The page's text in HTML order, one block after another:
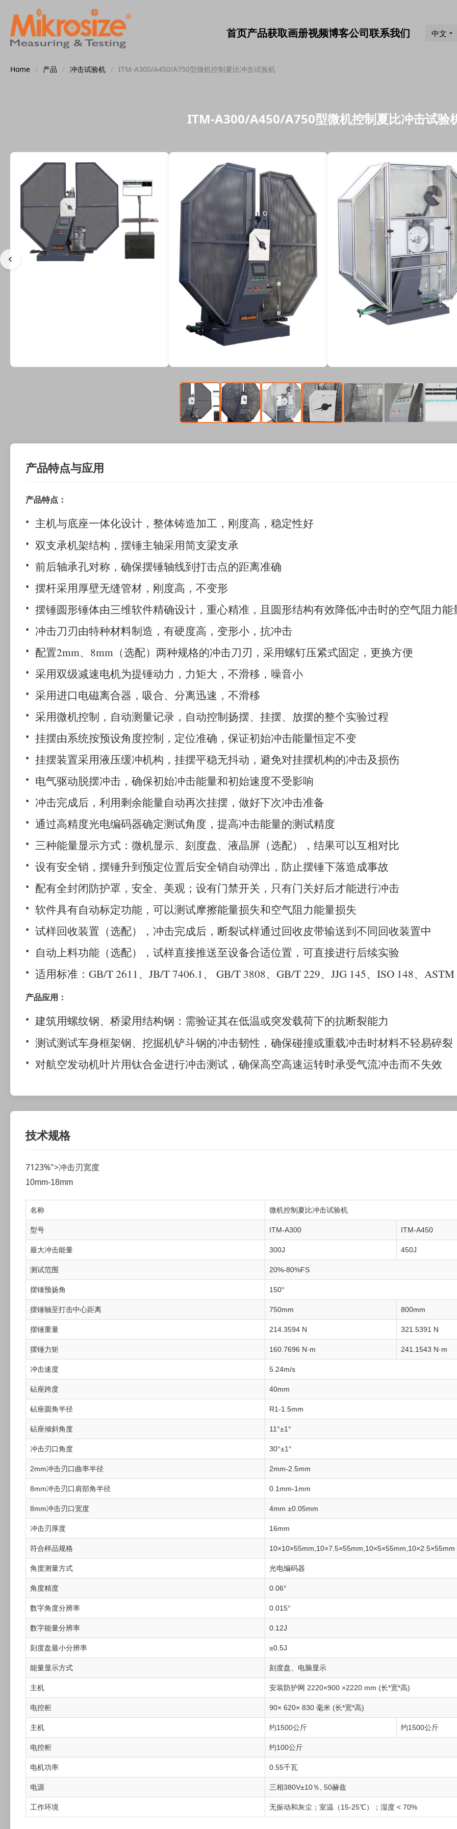
首页产品获取画册视频博客公司联系我们 中文
Home / 产品 / 冲击试验机 / ITM-A300/A450/A750型微机控制夏比冲击试验机
ITM-A300/A450/A750型微机控制夏比冲击试验
产品特点与应用
产品特点：
主机与底座一体化设计，整体铸造加工，刚度高，稳定性好
双支承机架结构，摆锤主轴采用简支梁支承
前后轴承孔对称，确保摆锤轴线到打击点的距离准确
摆杆采用厚壁无缝管材，刚度高，不变形
摆锤圆形锤体由三维软件精确设计，重心精准，且圆形结构有效降低冲击时的空气阻力能
冲击刀刃由特种材料制造，有硬度高，变形小，抗冲击
配置2mm、8mm（选配）两种规格的冲击刀刃，采用螺钉压紧式固定，更换方便
采用双级减速电机为提锤动力，力矩大，不滑移，噪音小
采用进口电磁离合器，吸合、分离迅速，不滑移
采用微机控制，自动测量记录，自动控制扬摆、挂摆、放摆的整个实验过程
挂摆由系统按预设角度控制，定位准确，保证初始冲击能量恒定不变
挂摆装置采用液压缓冲机构，挂摆平稳无抖动，避免对挂摆机构的冲击及损伤
电气驱动脱摆冲击，确保初始冲击能量和初始速度不受影响
冲击完成后，利用剩余能量自动再次挂摆，做好下次冲击准备
通过高精度光电编码器确定测试角度，提高冲击能量的测试精度
三种能量显示方式：微机显示、刻度盘、液晶屏（选配），结果可以互相对比
设有安全销，摆锤升到预定位置后安全销自动弹出，防止摆锤下落造成事故
配有全封闭防护罩，安全、美观；设有门禁开关，只有门关好后才能进行冲击
软件具有自动标定功能，可以测试摩擦能量损失和空气阻力能量损失
试样回收装置（选配），冲击完成后，断裂试样通过回收皮带输送到不同回收装置中
自动上料功能（选配），试样直接推送至设备合适位置，可直接进行后续实验
适用标准：GB/T 2611、JB/T 7406.1、 GB/T 3808、GB/T 229、JJG 145、ISO 148、ASTM
产品应用：
建筑用螺纹钢、桥梁用结构钢：需验证其在低温或突发载荷下的抗断裂能力
测试测试车身框架钢、挖掘机铲斗钢的冲击韧性，确保碰撞或重载冲击时材料不轻易碎裂
对航空发动机叶片用钛合金进行冲击测试，确保高空高速运转时承受气流冲击而不失效
技术规格
7123%">冲击刃宽度
10mm-18mm
名称 微机控制夏比冲击试验机
型号 ITM-A300 ITM-A450
最大冲击能量 300J 450J
测试范围 20%-80%FS
摆锤预扬角 150°
摆锤轴至打击中心距离 750mm 800mm
摆锤重量 214.3594 N 321.5391 N
摆锤力矩 160.7696 N·m 241.1543 N·m
冲击速度 5.24m/s
砧座跨度 40mm
砧座圆角半径 R1-1.5mm
砧座倾斜角度 11°±1°
冲击刃口角度 30°±1°
2mm冲击刃口曲率半径 2mm-2.5mm
8mm冲击刃口肩部角半径 0.1mm-1mm
8mm冲击刃口宽度 4mm ±0.05mm
冲击刃厚度 16mm
符合样品规格 10×10×55mm,10×7.5×55mm,10×5×55mm,10×2.5×55mm
角度测量方式 光电编码器
角度精度 0.06°
数字角度分辨率 0.015°
数字能量分辨率 0.12J
刻度盘最小分辨率 ≥0.5J
能量显示方式 刻度盘、电脑显示
主机 安装防护网 2220×900 ×2220 mm (长*宽*高)
电控柜 90× 620× 830 毫米 (长*宽*高)
主机 约1500公斤 约1500公斤
电控柜 约100公斤
电机功率 0.55千瓦
电源 三相380V±10％, 50赫兹
工作环境 无振动和灰尘；室温（15-25℃）；湿度 < 70%